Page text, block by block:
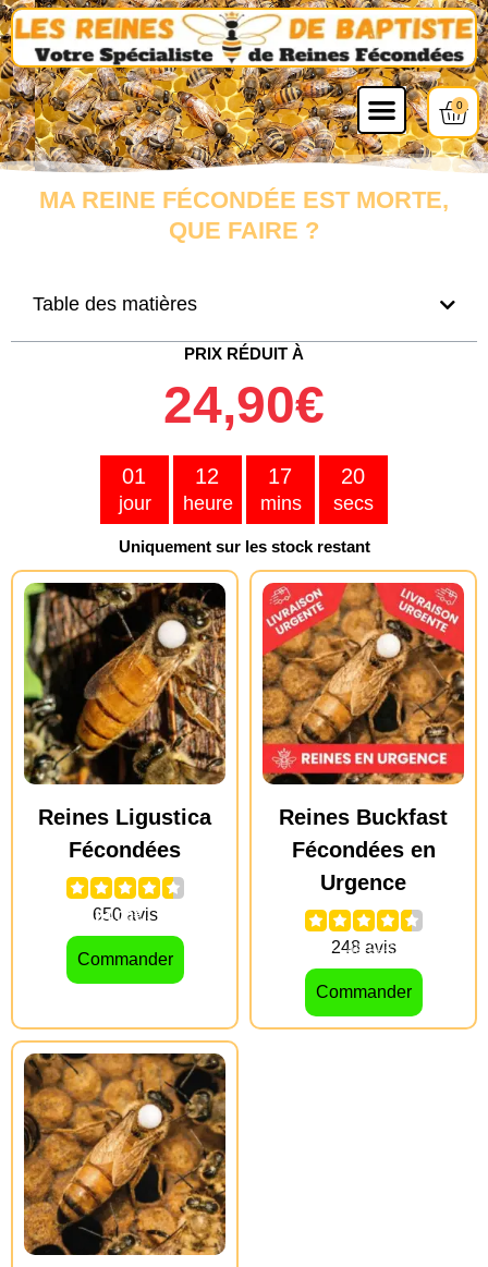
0
MA REINE FÉCONDÉE EST MORTE,
QUE FAIRE ?
Table des matières
PRIX RÉDUIT À
24,90€
01
jour
12
heure
17
mins
18
secs
Uniquement sur les stock restant
Reines Ligustica
Fécondées
24.00€–
Commander
Reines Buckfast
Fécondées en
Urgence
–49.90€
Commander